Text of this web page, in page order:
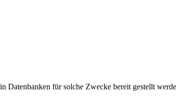
für solche Zwecke bereit gestellt